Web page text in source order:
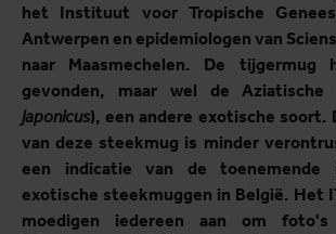
het Instituut voor Tropische
Antwerpen en epidemiologen van
naar Maasmechelen. De tijgermug
gevonden, maar wel de Aziatische
japonicus), een andere exotische soort.
van deze steekmug is minder
een indicatie van de toenemende
exotische steekmuggen in België. Het
moedigen iedereen aan om